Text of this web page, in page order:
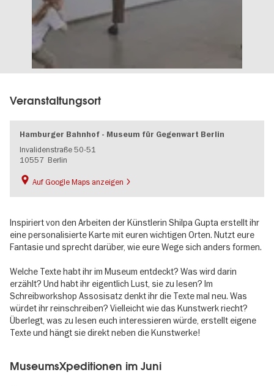
Veranstaltungsort
Hamburger Bahnhof - Museum für Gegenwart Berlin
Invalidenstraße 50-51
10557 Berlin
Auf Google Maps anzeigen
Inspiriert von den Arbeiten der Künstlerin Shilpa Gupta erstellt ihr
eine personalisierte Karte mit euren wichtigen Orten. Nutzt eure
Fantasie und sprecht darüber, wie eure Wege sich anders formen.
Welche Texte habt ihr im Museum entdeckt? Was wird darin
erzählt? Und habt ihr eigentlich Lust, sie zu lesen? Im
Schreibworkshop Assosisatz denkt ihr die Texte mal neu. Was
würdet ihr reinschreiben? Vielleicht wie das Kunstwerk riecht?
Überlegt, was zu lesen euch interessieren würde, erstellt eigene
Texte und hängt sie direkt neben die Kunstwerke!
MuseumsXpeditionen im Juni